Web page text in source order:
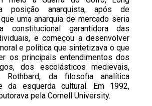
posição anarquista, após de
uma anarquia de mercado seria
constitucional garantidora das
e começou a desenvolver
e política que sintetizava o que
os principais entendimentos dos
dos escolásticos medievais,
Rothbard, da filosofia analítica
da esquerda cultural. Em 1992,
pela Cornell University.